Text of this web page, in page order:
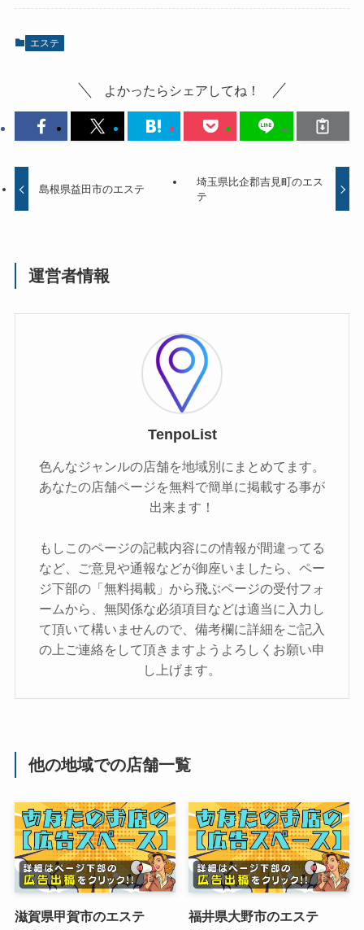
エステ
よかったらシェアしてね！
島根県益田市のエステ
埼玉県比企郡吉見町のエス
テ
運営者情報
TenpoList
色んなジャンルの店舗を地域別にまとめてます。
あなたの店舗ページを無料で簡単に掲載する事が
出来ます！
もしこのページの記載内容にの情報が間違ってる
など、ご意見や通報などが御座いましたら、ペー
ジ下部の「無料掲載」から飛ぶページの受付フォ
ームから、無関係な必須項目などは適当に入力し
て頂いて構いませんので、備考欄に詳細をご記入
の上ご連絡をして頂きますようよろしくお願い申
し上げます。
他の地域での店舗一覧
滋賀県甲賀市のエステ 福井県大野市のエステ